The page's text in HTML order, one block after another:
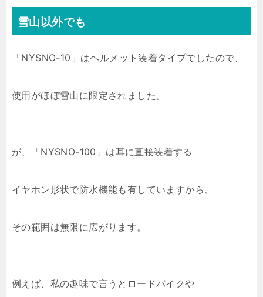
雪山以外でも
「NYSNO-10」はヘルメット装着タイプでしたので、
使用がほぼ雪山に限定されました。
が、「NYSNO-100」は耳に直接装着する
イヤホン形状で防水機能も有していますから、
その範囲は無限に広がります。
例えば、私の趣味で言うとロードバイクや